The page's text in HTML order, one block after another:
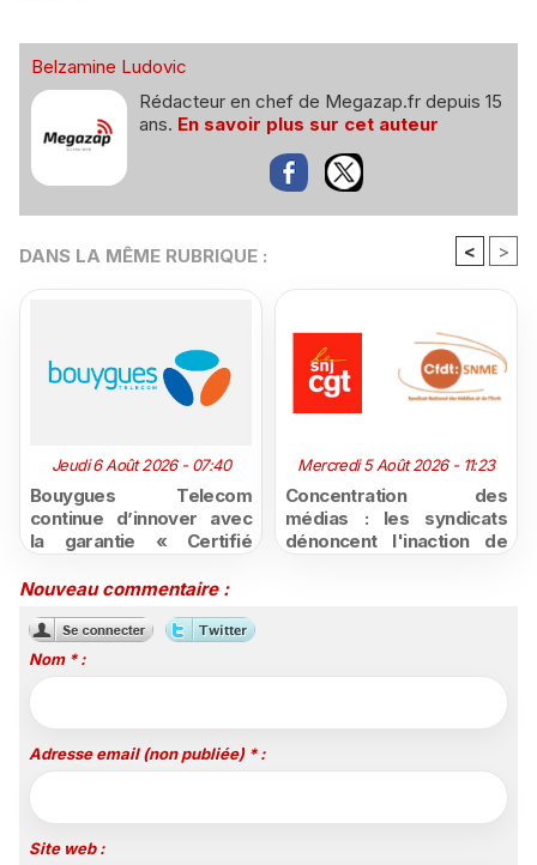
Belzamine Ludovic
Rédacteur en chef de Megazap.fr depuis 15
ans. En savoir plus sur cet auteur
DANS LA MÊME RUBRIQUE : < >
Jeudi 6 Août 2026 - 07:40
Bouygues Telecom
continue d’innover avec
la garantie « Certifié
»
Mercredi 5 Août 2026 - 11:23
Concentration des
médias : les syndicats
dénoncent l'inaction de
Nouveau commentaire :
Nom * :
Adresse email (non publiée) * :
Site web :